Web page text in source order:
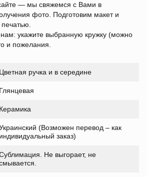
— мы свяжемся с Вами в
фото. Подготовим макет и
укажите выбранную кружку (можно
и пожелания.
Цветная ручка и в середине
Глянцевая
Керамика
(Возможен перевод – как
индивидуальный заказ)
Не выгорает, не